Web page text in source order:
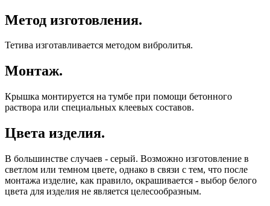
Метод изготовления.
Тетива изготавливается методом вибролитья.
Монтаж.
Крышка монтируется на тумбе при помощи бетонного
раствора или специальных клеевых составов.
Цвета изделия.
В большинстве случаев - серый. Возможно изготовление в
светлом или темном цвете, однако в связи с тем, что после
монтажа изделие, как правило, окрашивается - выбор белого
цвета для изделия не является целесообразным.